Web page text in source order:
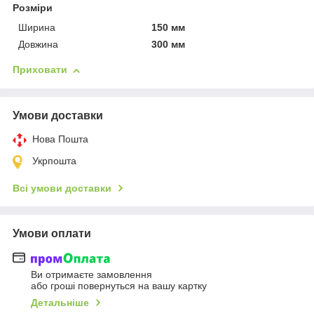
Розміри
Ширина
150 мм
Довжина
300 мм
Приховати
Умови доставки
Нова Пошта
Укрпошта
Всі умови доставки
Умови оплати
Ви отримаєте замовлення
або гроші повернуться на вашу картку
Детальніше